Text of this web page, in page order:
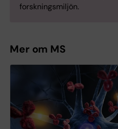
forskningsmiljön.
Mer om MS